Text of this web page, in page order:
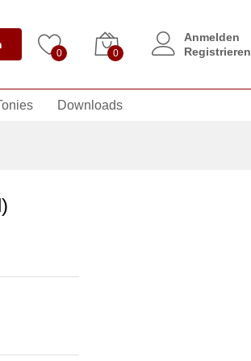
0 0
Anmelden
Registrieren
Downloads